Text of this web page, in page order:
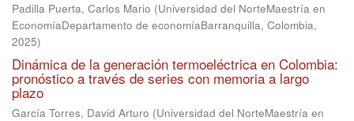
Padilla Puerta, Carlos Mario (Universidad del NorteMaestría en
EconomíaDepartamento de economíaBarranquilla, Colombia,
2025)
Dinámica de la generación termoeléctrica en Colombia:
pronóstico a través de series con memoria a largo
plazo
García Torres, David Arturo (Universidad del NorteMaestría en